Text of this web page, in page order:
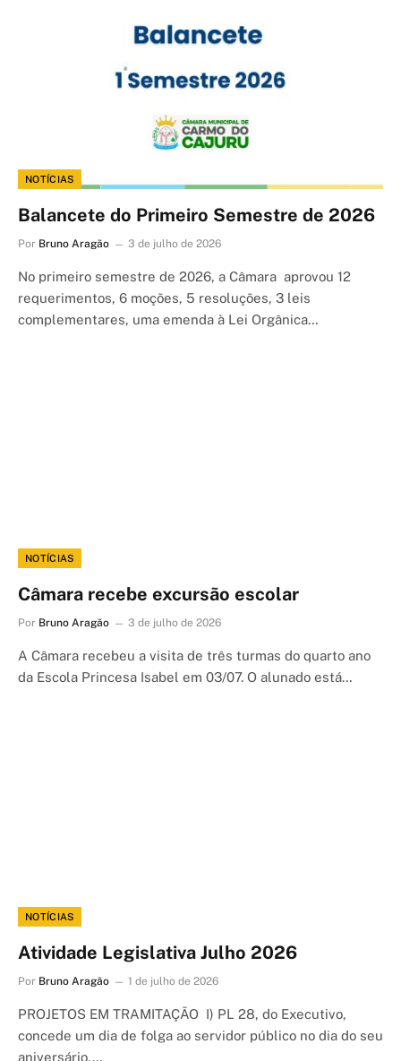
NOTÍCIAS
Balancete do Primeiro Semestre de 2026
Por Bruno Aragão 3 de julho de 2026
No primeiro semestre de 2026, a Câmara aprovou 12
requerimentos, 6 moções, 5 resoluções, 3 leis
complementares, uma emenda à Lei Orgânica…
NOTÍCIAS
Câmara recebe excursão escolar
Por Bruno Aragão 3 de julho de 2026
A Câmara recebeu a visita de três turmas do quarto ano
da Escola Princesa Isabel em 03/07. O alunado está…
NOTÍCIAS
Atividade Legislativa Julho 2026
Por Bruno Aragão 1 de julho de 2026
PROJETOS EM TRAMITAÇÃO I) PL 28, do Executivo,
concede um dia de folga ao servidor público no dia do seu
aniversário,…